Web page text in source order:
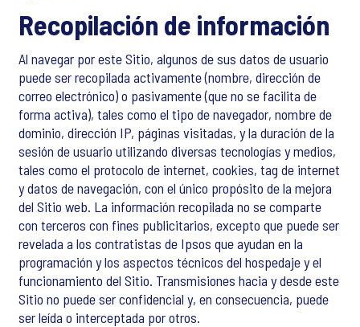
Recopilación de información
Al navegar por este Sitio, algunos de sus datos de usuario
puede ser recopilada activamente (nombre, dirección de
correo electrónico) o pasivamente (que no se facilita de
forma activa), tales como el tipo de navegador, nombre de
dominio, dirección IP, páginas visitadas, y la duración de la
sesión de usuario utilizando diversas tecnologías y medios,
tales como el protocolo de internet, cookies, tag de internet
y datos de navegación, con el único propósito de la mejora
del Sitio web. La información recopilada no se comparte
con terceros con fines publicitarios, excepto que puede ser
revelada a los contratistas de Ipsos que ayudan en la
programación y los aspectos técnicos del hospedaje y el
funcionamiento del Sitio. Transmisiones hacia y desde este
Sitio no puede ser confidencial y, en consecuencia, puede
ser leída o interceptada por otros.